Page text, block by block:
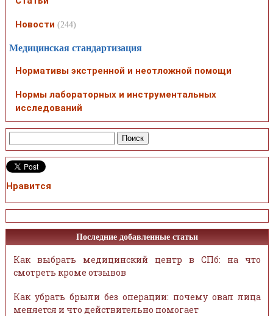
Новости (244)
Медицинская стандартизация
Нормативы экстренной и неотложной помощи
Нормы лабораторных и инструментальных
исследований
Нравится
Последние добавленные статьи
Как выбрать медицинский центр в СПб: на что
смотреть кроме отзывов
Как убрать брыли без операции: почему овал лица
меняется и что действительно помогает